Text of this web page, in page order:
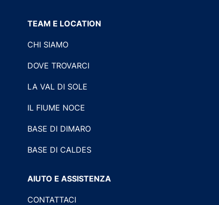
TEAM E LOCATION
CHI SIAMO
DOVE TROVARCI
LA VAL DI SOLE
IL FIUME NOCE
BASE DI DIMARO
BASE DI CALDES
AIUTO E ASSISTENZA
CONTATTACI